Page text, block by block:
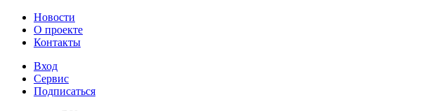
Новости
О проекте
Контакты
Вход
Сервис
Подписаться